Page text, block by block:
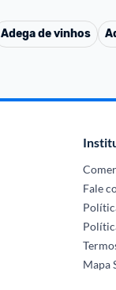
Adega de vinhos
Fale
Mapa